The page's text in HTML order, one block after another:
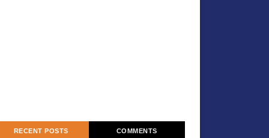
RECENT POSTS COMMENTS